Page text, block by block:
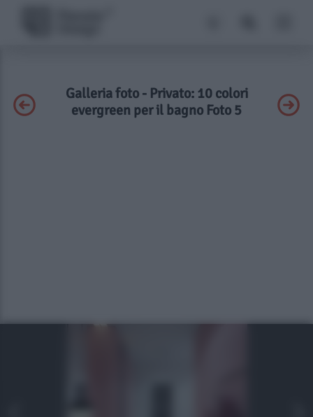
Galleria foto - Privato: 10 colori
evergreen per il bagno Foto 5